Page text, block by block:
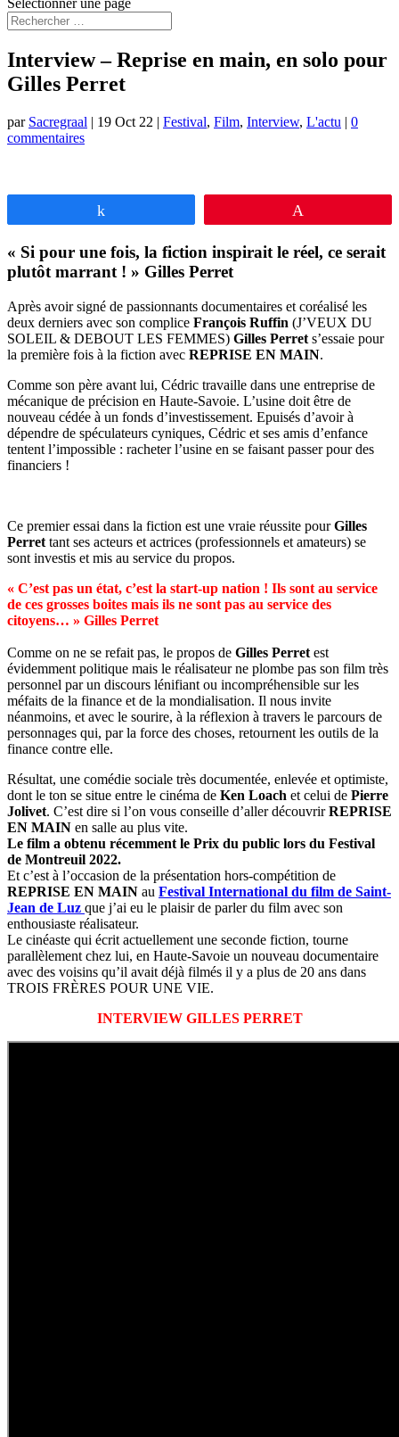
Sélectionner une page
Interview – Reprise en main, en solo pour
Gilles Perret
par Sacregraal | 19 Oct 22 | Festival, Film, Interview, L'actu | 0
commentaires
« Si pour une fois, la fiction inspirait le réel, ce serait
plutôt marrant ! » Gilles Perret
Après avoir signé de passionnants documentaires et coréalisé les
deux derniers avec son complice François Ruffin (J’VEUX DU
SOLEIL & DEBOUT LES FEMMES) Gilles Perret s’essaie pour
la première fois à la fiction avec REPRISE EN MAIN.
Comme son père avant lui, Cédric travaille dans une entreprise de
mécanique de précision en Haute-Savoie. L’usine doit être de
nouveau cédée à un fonds d’investissement. Epuisés d’avoir à
dépendre de spéculateurs cyniques, Cédric et ses amis d’enfance
tentent l’impossible : racheter l’usine en se faisant passer pour des
financiers !
Ce premier essai dans la fiction est une vraie réussite pourGilles
Perret tant ses acteurs et actrices (professionnels et amateurs) se
sont investis et mis au service du propos.
« C’est pas un état, c’est la start-up nation ! Ils sont au service
de ces grosses boites mais ils ne sont pas au service des
citoyens… » Gilles Perret
Comme on ne se refait pas, le propos de Gilles Perret est
évidemment politique mais le réalisateur ne plombe pas son film très
personnel par un discours lénifiant ou incompréhensible sur les
méfaits de la finance et de la mondialisation. Il nous invite
néanmoins, et avec le sourire, à la réflexion à travers le parcours de
personnages qui, par la force des choses, retournent les outils de la
finance contre elle.
Résultat, une comédie sociale très documentée, enlevée et optimiste,
dont le ton se situe entre le cinéma de Ken Loach et celui de Pierre
Jolivet. C’est dire si l’on vous conseille d’aller découvrirREPRISE
EN MAIN en salle au plus vite.
Le film a obtenu récemment le Prix du public lors du Festival
de Montreuil 2022.
Et c’est à l’occasion de la présentation hors-compétition de
REPRISE EN MAIN au Festival International du film de Saint-
Jean de Luz que j’ai eu le plaisir de parler du film avec son
enthousiaste réalisateur.
Le cinéaste qui écrit actuellement une seconde fiction, tourne
parallèlement chez lui, en Haute-Savoie un nouveau documentaire
avec des voisins qu’il avait déjà filmés il y a plus de 20 ans dans
TROIS FRÈRES POUR UNE VIE.
INTERVIEW GILLES PERRET